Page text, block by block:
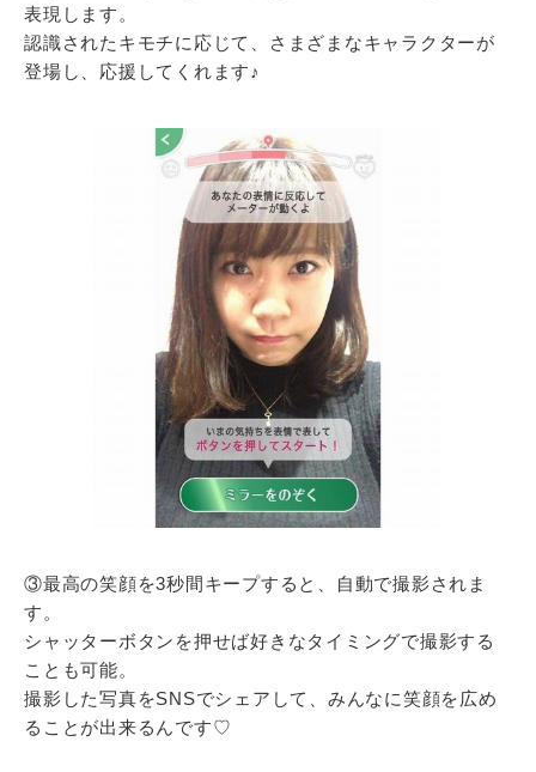
表現します。
認識されたキモチに応じて、さまざまなキャラクターが
登場し、応援してくれます♪
③最高の笑顔を3秒間キープすると、自動で撮影されま
す。
シャッターボタンを押せば好きなタイミングで撮影する
ことも可能。
撮影した写真をSNSでシェアして、みんなに笑顔を広め
ることが出来るんです♡